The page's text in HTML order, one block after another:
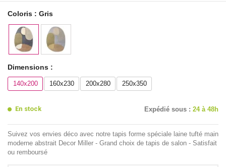
Coloris : Gris
Dimensions :
140x200 160x230 200x280 250x350
En stock Expédié sous : 24 à 48h
Suivez vos envies déco avec notre tapis forme spéciale laine tufté main
moderne abstrait Decor Miller - Grand choix de tapis de salon - Satisfait
ou remboursé